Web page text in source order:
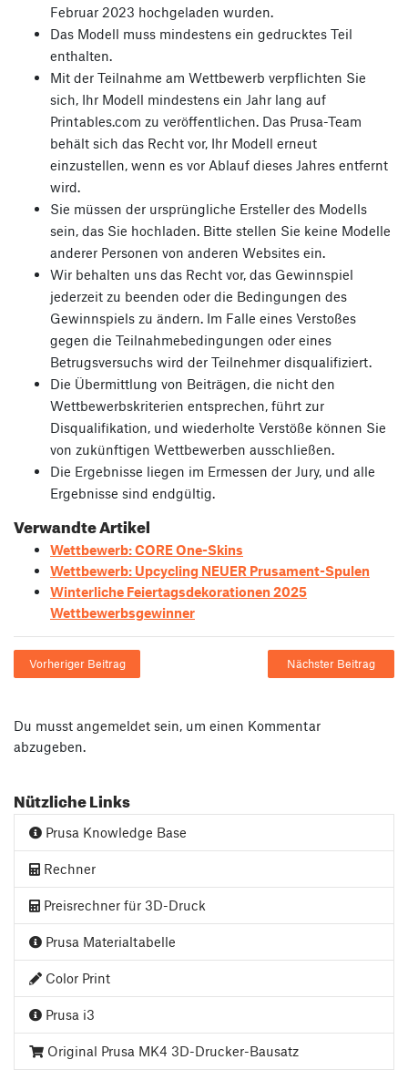
Februar 2023 hochgeladen wurden.
Das Modell muss mindestens ein gedrucktes Teil
enthalten.
Mit der Teilnahme am Wettbewerb verpflichten Sie
sich, Ihr Modell mindestens ein Jahr lang auf
Printables.com zu veröffentlichen. Das Prusa-Team
behält sich das Recht vor, Ihr Modell erneut
einzustellen, wenn es vor Ablauf dieses Jahres entfernt
wird.
Sie müssen der ursprüngliche Ersteller des Modells
sein, das Sie hochladen. Bitte stellen Sie keine Modelle
anderer Personen von anderen Websites ein.
Wir behalten uns das Recht vor, das Gewinnspiel
jederzeit zu beenden oder die Bedingungen des
Gewinnspiels zu ändern. Im Falle eines Verstoßes
gegen die Teilnahmebedingungen oder eines
Betrugsversuchs wird der Teilnehmer disqualifiziert.
Die Übermittlung von Beiträgen, die nicht den
Wettbewerbskriterien entsprechen, führt zur
Disqualifikation, und wiederholte Verstöße können Sie
von zukünftigen Wettbewerben ausschließen.
Die Ergebnisse liegen im Ermessen der Jury, und alle
Ergebnisse sind endgültig.
Verwandte Artikel
Wettbewerb: CORE One-Skins
Wettbewerb: Upcycling NEUER Prusament-Spulen
Winterliche Feiertagsdekorationen 2025
Wettbewerbsgewinner
Vorheriger Beitrag Nächster Beitrag
Du musst angemeldet sein, um einen Kommentar
abzugeben.
Nützliche Links
Prusa Knowledge Base
Rechner
Preisrechner für 3D-Druck
Prusa Materialtabelle
Color Print
Prusa i3
Original Prusa MK4 3D-Drucker-Bausatz